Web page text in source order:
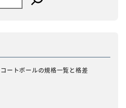
コートボールの規格一覧と格差